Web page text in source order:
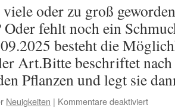
oder zu groß
Oder fehlt noch ein
besteht die
Art.Bitte beschriftet
Pflanzen und legt sie
Neuigkeiten | Kommentare deaktiviertfür